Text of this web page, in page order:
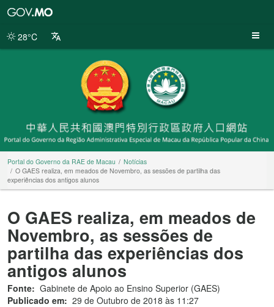
da
28°C
Portal do Governo da RAE de Macau
Notícias
O GAES realiza, em meados de Novembro, as sessões de partilha das
experiências dos antigos alunos
O GAES realiza, em meados de
Novembro, as sessões de
partilha das experiências dos
antigos alunos
Fonte: Gabinete de Apoio ao Ensino Superior (GAES)
Publicado em: 29 de Outubro de 2018 às 11:27